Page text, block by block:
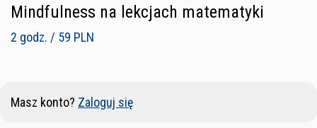
Mindfulness na lekcjach matematyki
2 godz. / 59 PLN
Masz konto? Zaloguj się